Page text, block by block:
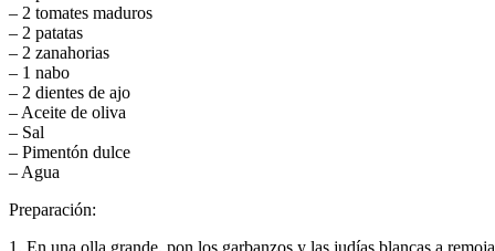
– 2 tomates maduros
– 2 patatas
– 2 zanahorias
– 1 nabo
– 2 dientes de ajo
– Aceite de oliva
– Sal
– Pimentón dulce
– Agua
Preparación: